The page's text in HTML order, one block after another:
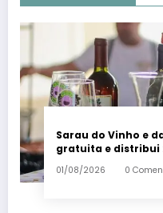
Sarau do Vinho e
gratuita e distribui
Santa Teresa – Em
01/08/2026 0